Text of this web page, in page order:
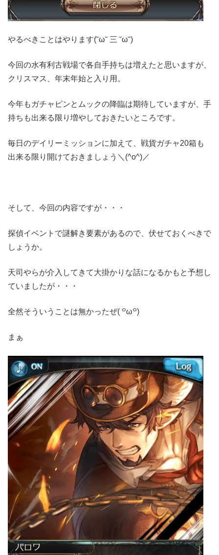
やるべきことはやります(˘ω˘ 三 ˘ω˘)
今回の水有利古戦場で各自手持ちは増えたと思いますが、
クリスマス、年末年始と入り用。
今年もガチャピンとムックの降臨は期待していますが、手
持ちも出来る限り増やしておきたいところです。
毎日のデイリーミッションに加えて、戦貨ガチャ20箱も
出来る限り開けておきましょう＼(^o^)／
そして、今回の内容ですが・・・
探偵イベントで謎解き要素があるので、伏せておくべきで
しょうか。
天司やらが介入してきて大掛かりな話になるかもと予想し
ていましたが・・・
全然そういうことは無かったぜ( ꒪ω꒪)
まぁ